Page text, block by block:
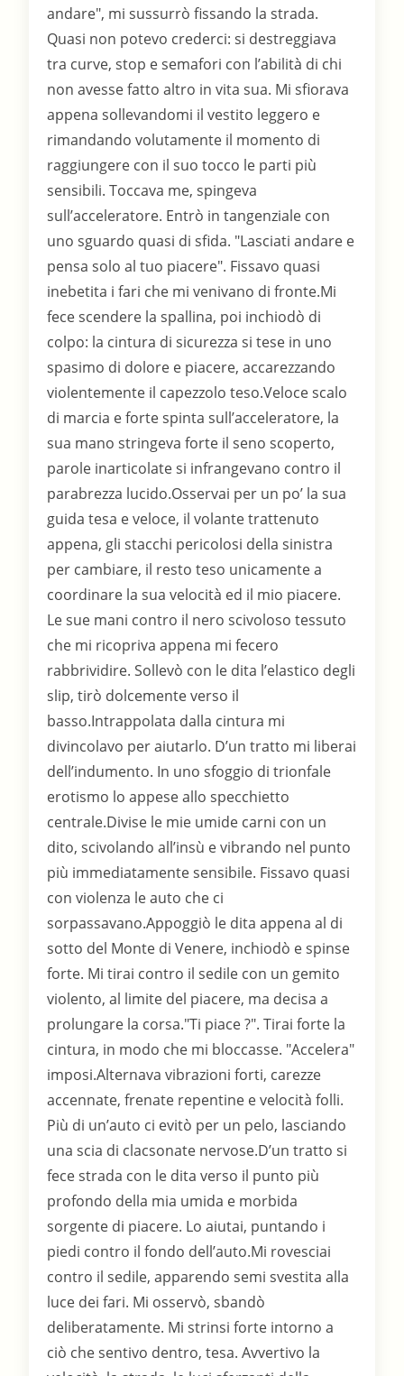
andare", mi sussurrò fissando la strada.
Quasi non potevo crederci: si destreggiava
tra curve, stop e semafori con l’abilità di chi
non avesse fatto altro in vita sua. Mi sfiorava
appena sollevandomi il vestito leggero e
rimandando volutamente il momento di
raggiungere con il suo tocco le parti più
sensibili. Toccava me, spingeva
sull’acceleratore. Entrò in tangenziale con
uno sguardo quasi di sfida. "Lasciati andare e
pensa solo al tuo piacere". Fissavo quasi
inebetita i fari che mi venivano di fronte.Mi
fece scendere la spallina, poi inchiodò di
colpo: la cintura di sicurezza si tese in uno
spasimo di dolore e piacere, accarezzando
violentemente il capezzolo teso.Veloce scalo
di marcia e forte spinta sull’acceleratore, la
sua mano stringeva forte il seno scoperto,
parole inarticolate si infrangevano contro il
parabrezza lucido.Osservai per un po’ la sua
guida tesa e veloce, il volante trattenuto
appena, gli stacchi pericolosi della sinistra
per cambiare, il resto teso unicamente a
coordinare la sua velocità ed il mio piacere.
Le sue mani contro il nero scivoloso tessuto
che mi ricopriva appena mi fecero
rabbrividire. Sollevò con le dita l’elastico degli
slip, tirò dolcemente verso il
basso.Intrappolata dalla cintura mi
divincolavo per aiutarlo. D’un tratto mi liberai
dell’indumento. In uno sfoggio di trionfale
erotismo lo appese allo specchietto
centrale.Divise le mie umide carni con un
dito, scivolando all’insù e vibrando nel punto
più immediatamente sensibile. Fissavo quasi
con violenza le auto che ci
sorpassavano.Appoggiò le dita appena al di
sotto del Monte di Venere, inchiodò e spinse
forte. Mi tirai contro il sedile con un gemito
violento, al limite del piacere, ma decisa a
prolungare la corsa."Ti piace ?". Tirai forte la
cintura, in modo che mi bloccasse. "Accelera"
imposi.Alternava vibrazioni forti, carezze
accennate, frenate repentine e velocità folli.
Più di un’auto ci evitò per un pelo, lasciando
una scia di clacsonate nervose.D’un tratto si
fece strada con le dita verso il punto più
profondo della mia umida e morbida
sorgente di piacere. Lo aiutai, puntando i
piedi contro il fondo dell’auto.Mi rovesciai
contro il sedile, apparendo semi svestita alla
luce dei fari. Mi osservò, sbandò
deliberatamente. Mi strinsi forte intorno a
ciò che sentivo dentro, tesa. Avvertivo la